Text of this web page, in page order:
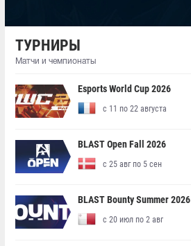
ТУРНИРЫ
Матчи и чемпионаты
Esports World Cup 2026
с 11 по 22 августа
BLAST Open Fall 2026
с 25 авг по 5 сен
BLAST Bounty Summer 2026
с 20 июл по 2 авг